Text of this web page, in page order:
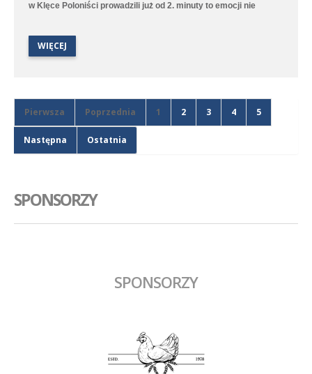
w Klęce Poloniści prowadzili już od 2. minuty to emocji nie
średzkiej drużyny strzelali Antoni Sobczyński, Filip Staszak,
Oleksii Steblin oraz Mikołaj Szymański.
WIĘCEJ
Pierwsza Poprzednia 1 2 3 4 5
Następna Ostatnia
SPONSORZY
SPONSORZY